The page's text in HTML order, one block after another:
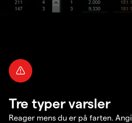
Tre typer varsler
Reager mens du er på farten. Angi